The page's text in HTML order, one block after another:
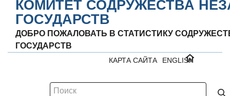
КОМИТЕТ СОДРУЖЕСТВА
ГОСУДАРСТВ
ДОБРО ПОЖАЛОВАТЬ В СТАТИСТИКУ
ГОСУДАРСТВ
ENGLISH
КАРТА САЙТА